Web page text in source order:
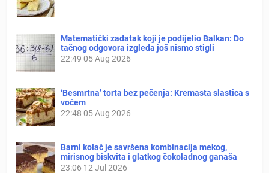
Matematički zadatak koji je podijelio Balkan: Do
tačnog odgovora izgleda još nismo stigli
22:49 05 Aug 2026
‘Besmrtna’ torta bez pečenja: Kremasta slastica s
voćem
22:48 05 Aug 2026
Barni kolač je savršena kombinacija mekog,
mirisnog biskvita i glatkog čokoladnog ganaša
23:06 12 Jul 2026